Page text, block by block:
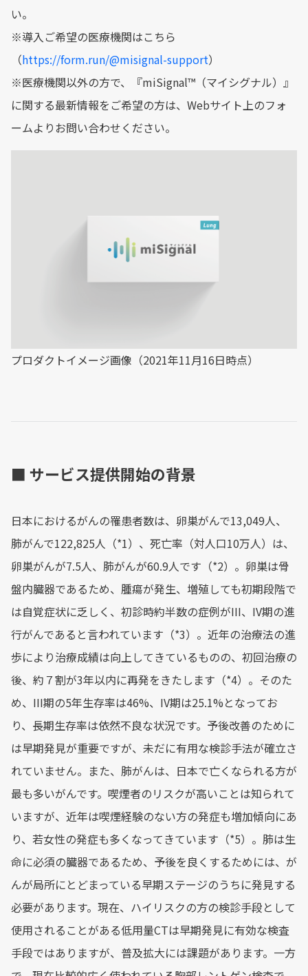
い。
※導入ご希望の医療機関はこちら
（https://form.run/@misignal-support）
※医療機関以外の方で、『miSignal™（マイシグナル）』
に関する最新情報をご希望の方は、Webサイト上のフォ
ームよりお問い合わせください。
プロダクトイメージ画像（2021年11月16日時点）
■ サービス提供開始の背景
日本におけるがんの罹患者数は、卵巣がんで13,049人、
肺がんで122,825人（*1）、死亡率（対人口10万人）は、
卵巣がんが7.5人、肺がんが60.9人です（*2）。卵巣は骨
盤内臓器であるため、腫瘍が発生、増殖しても初期段階で
は自覚症状に乏しく、初診時約半数の症例がIII、IV期の進
行がんであると言われています（*3）。近年の治療法の進
歩により治療成績は向上してきているものの、初回治療の
後、約７割が3年以内に再発をきたします（*4）。そのた
め、III期の5年生存率は46%、IV期は25.1%となってお
り、長期生存率は依然不良な状況です。予後改善のために
は早期発見が重要ですが、未だに有用な検診手法が確立さ
れていません。また、肺がんは、日本で亡くなられる方が
最も多いがんです。喫煙者のリスクが高いことは知られて
いますが、近年は喫煙経験のない方の発症も増加傾向にあ
り、若女性の発症も多くなってきています（*5）。肺は生
命に必須の臓器であるため、予後を良くするためには、が
んが局所にとどまっている早期ステージのうちに発見する
必要があります。現在、ハイリスクの方の検診手段として
使用されることがある低用量CTは早期発見に有効な検査
手段ではありますが、普及拡大には課題があります。一方